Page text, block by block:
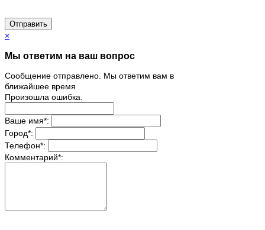
Отправить
×
Мы ответим на ваш вопрос
Сообщение отправлено. Мы ответим вам в
ближайшее время
Произошла ошибка.
Ваше имя*:
Город*:
Телефон*:
Комментарий*: